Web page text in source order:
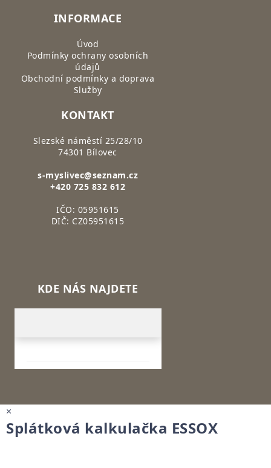
INFORMACE
Úvod
Podmínky ochrany osobních
údajů
Obchodní podmínky a doprava
Služby
KONTAKT
Slezské náměstí 25/28/10
74301 Bílovec
s-myslivec@seznam.cz
+420 725 832 612
IČO: 05951615
DIČ: CZ05951615
KDE NÁS NAJDETE
×
Splátková kalkulačka ESSOX